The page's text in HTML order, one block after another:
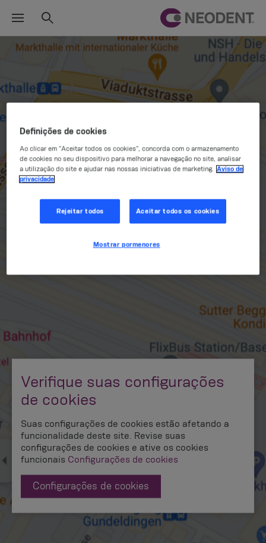
Verifique suas configurações
de cookies
Suas configurações de cookies estão afetando a
funcionalidade deste site. Revise suas
configurações de cookies e ative os cookies
funcionais Configurações de cookies
Configurações de cookies
Definições de cookies
Ao clicar em "Aceitar todos os cookies", concorda com o armazenamento
de cookies no seu dispositivo para melhorar a navegação no site, analisar
a utilização do site e ajudar nas nossas iniciativas de marketing. Aviso de
privacidade
Rejeitar todos Aceitar todos os cookies
Mostrar pormenores